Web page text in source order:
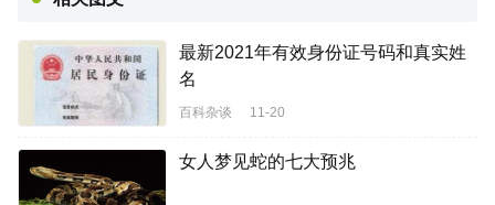
最新2021年有效身份证号码和真实姓
名
百科杂谈 11-20
女人梦见蛇的七大预兆